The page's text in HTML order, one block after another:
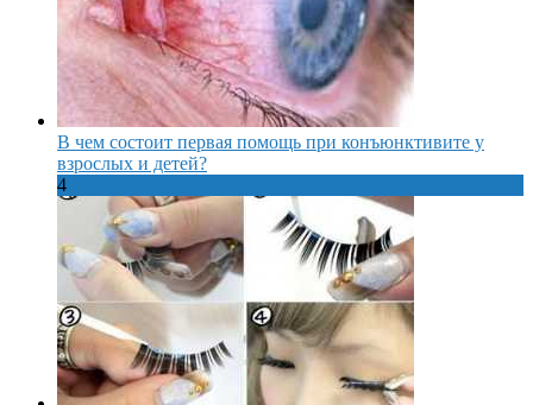
В чем состоит первая помощь при конъюнктивите у
взрослых и детей?
4